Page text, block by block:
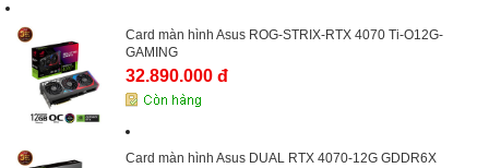
Card màn hình Asus ROG-STRIX-RTX 4070 Ti-O12G-
GAMING
32.890.000 đ
Card màn hình Asus DUAL RTX 4070-12G GDDR6X